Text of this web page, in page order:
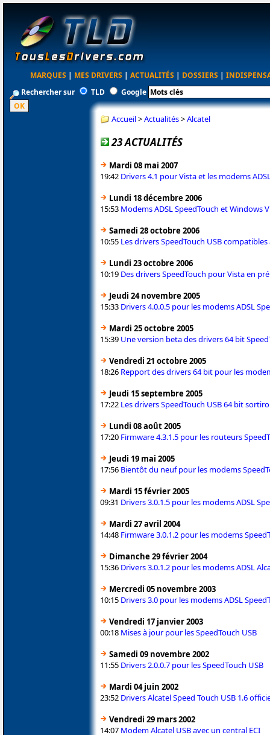
MARQUES | MES DRIVERS | ACTUALITÉS | DOSSIERS |
Rechercher sur
TLD Google
Accueil>Actualités>Alcatel
23 ACTUALITÉS
Mardi 08 mai 2007
19:42 Drivers 4.1 pour Vista et les modems
Lundi 18 décembre 2006
15:53 Modems ADSL SpeedTouch et Windows
Samedi 28 octobre 2006
10:55 Les drivers SpeedTouch USB
Lundi 23 octobre 2006
10:19 Des drivers SpeedTouch pour Vista en
Jeudi 24 novembre 2005
15:33 Drivers 4.0.0.5 pour les modems ADSL
Mardi 25 octobre 2005
15:39 Une version beta des drivers 64 bit
Vendredi 21 octobre 2005
18:26 Repport des drivers 64 bit pour les
Jeudi 15 septembre 2005
17:22 Les drivers SpeedTouch USB 64 bit
Lundi 08 août 2005
17:20 Firmware 4.3.1.5 pour les routeurs
Jeudi 19 mai 2005
17:56 Bientôt du neuf pour les modems
Mardi 15 février 2005
09:31 Drivers 3.0.1.5 pour les modems ADSL
Mardi 27 avril 2004
14:48 Firmware 3.0.1.2 pour les modems
Dimanche 29 février 2004
15:36 Drivers 3.0.1.2 pour les modems ADSL
Mercredi 05 novembre 2003
10:15 Drivers 3.0 pour les modems ADSL
Vendredi 17 janvier 2003
00:18 Mises à jour pour les SpeedTouch USB
Samedi 09 novembre 2002
11:55 Drivers 2.0.0.7 pour les SpeedTouch USB
Mardi 04 juin 2002
23:52 Drivers Alcatel Speed Touch USB 1.6
Vendredi 29 mars 2002
14:07 Modem Alcatel USB avec un central ECI